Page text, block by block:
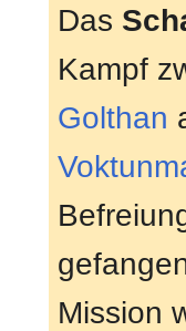
Das
Kampf
Golthan
Mission